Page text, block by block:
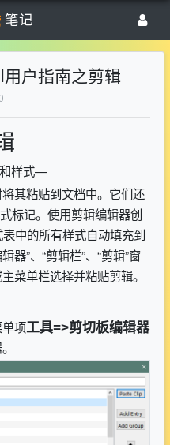
笔记
户指南之剪辑
样式—
其粘贴到文档中。它们还
标记。使用剪辑编辑器创
中的所有样式自动填充到
器”、“剪辑栏”、“剪辑”窗
菜单栏选择并粘贴剪辑。
项工具=>剪切板编辑器